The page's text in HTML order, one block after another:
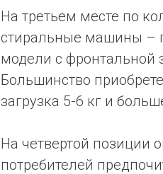
На третьем месте по
стиральные машины –
модели с фронтальной
Большинство
загрузка 5-6 кг и
На четвертой позиции
потребителей